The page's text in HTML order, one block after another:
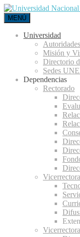
MENÚ
Universidad
Autoridades
Misión y
Directorio
Sedes
Dependencias
Rectorado